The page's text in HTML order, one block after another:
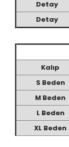
Detay
Detay
Kalıp
S Beden
M Beden
L Beden
XL Beden